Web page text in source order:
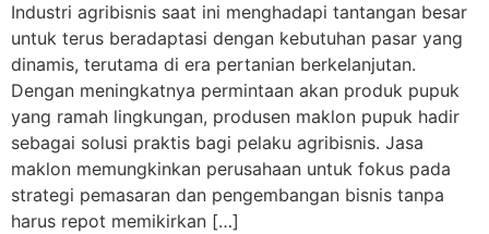
Industri agribisnis saat ini menghadapi tantangan besar
untuk terus beradaptasi dengan kebutuhan pasar yang
dinamis, terutama di era pertanian berkelanjutan.
Dengan meningkatnya permintaan akan produk pupuk
yang ramah lingkungan, produsen maklon pupuk hadir
sebagai solusi praktis bagi pelaku agribisnis. Jasa
maklon memungkinkan perusahaan untuk fokus pada
strategi pemasaran dan pengembangan bisnis tanpa
harus repot memikirkan […]